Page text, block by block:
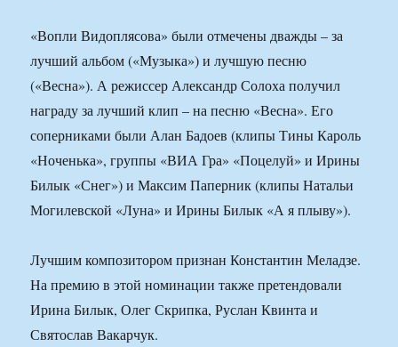
«Вопли Видоплясова» были отмечены дважды – за
лучший альбом («Музыка») и лучшую песню
(«Весна»). А режиссер Александр Солоха получил
награду за лучший клип – на песню «Весна». Его
соперниками были Алан Бадоев (клипы Тины Кароль
«Ноченька», группы «ВИА Гра» «Поцелуй» и Ирины
Билык «Снег») и Максим Паперник (клипы Натальи
Могилевской «Луна» и Ирины Билык «А я плыву»).
Лучшим композитором признан Константин Меладзе.
На премию в этой номинации также претендовали
Ирина Билык, Олег Скрипка, Руслан Квинта и
Святослав Вакарчук.